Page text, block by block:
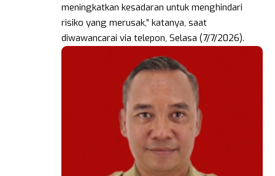
meningkatkan kesadaran untuk menghindari
risiko yang merusak,” katanya, saat
diwawancarai via telepon, Selasa (7/7/2026).